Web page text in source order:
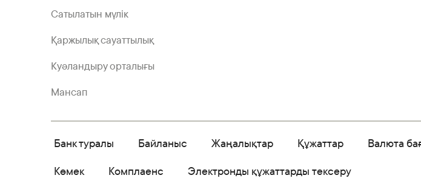
Сатылатын мүлік
Қаржылық сауаттылық
Куәландыру орталығы
Мансап
Банк туралы Байланыс Жаңалықтар Құжаттар Валюта
Көмек
Комплаенс Электронды құжаттарды тексеру